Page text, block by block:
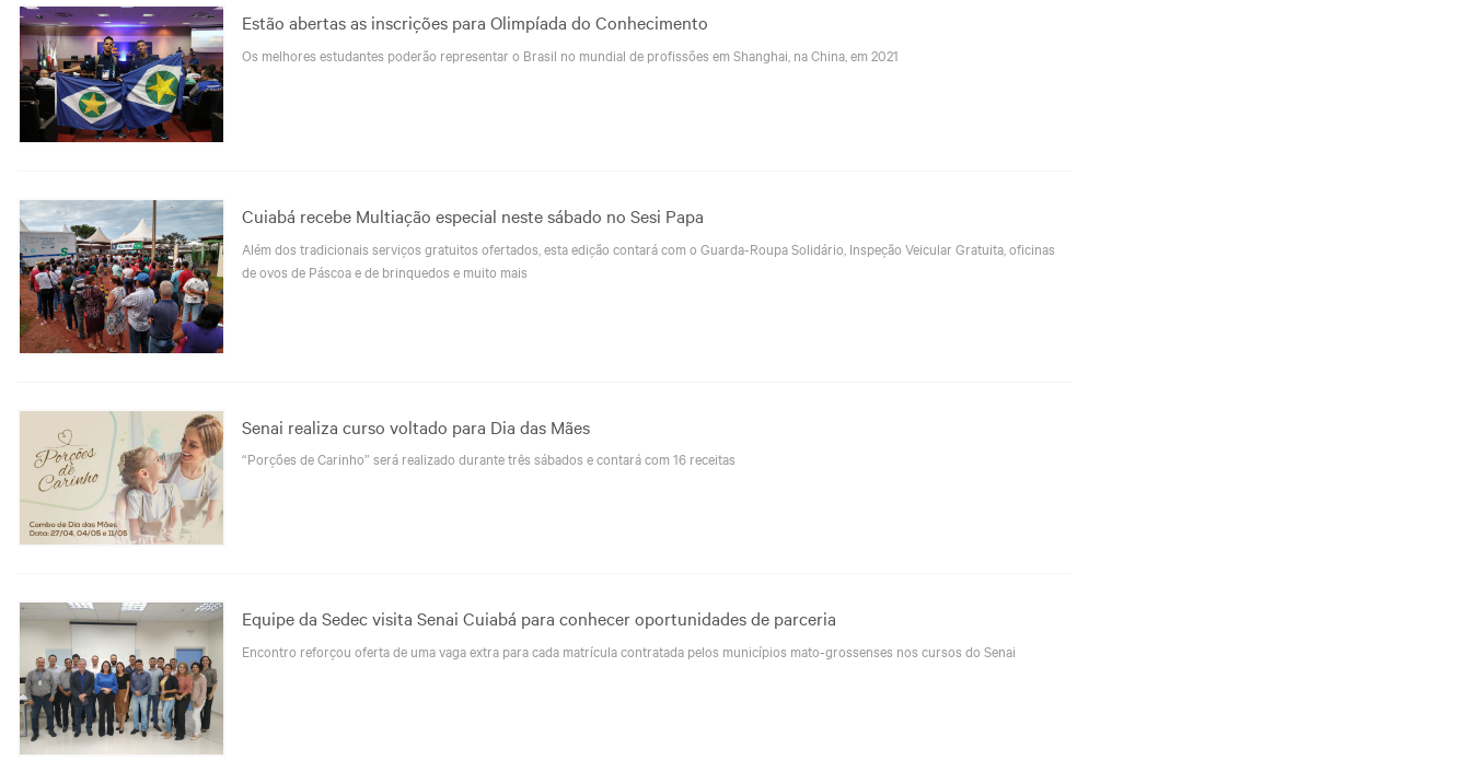
Estão abertas as inscrições para Olimpíada do Conhecimento
Os melhores estudantes poderão representar o Brasil no mundial de profissões em Shanghai, na China, em 2021
Cuiabá recebe Multiação especial neste sábado no Sesi Papa
Além dos tradicionais serviços gratuitos ofertados, esta edição contará com o Guarda-Roupa Solidário, Inspeção Veicular Gratuita, oficinas
de ovos de Páscoa e de brinquedos e muito mais
Senai realiza curso voltado para Dia das Mães
“Porções de Carinho” será realizado durante três sábados e contará com 16 receitas
Equipe da Sedec visita Senai Cuiabá para conhecer oportunidades de parceria
Encontro reforçou oferta de uma vaga extra para cada matrícula contratada pelos municípios mato-grossenses nos cursos do Senai